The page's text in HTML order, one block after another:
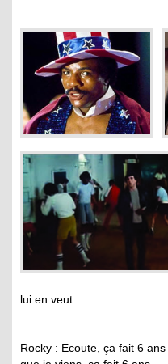
lui en veut :
Rocky : Ecoute, ça fait 6 ans